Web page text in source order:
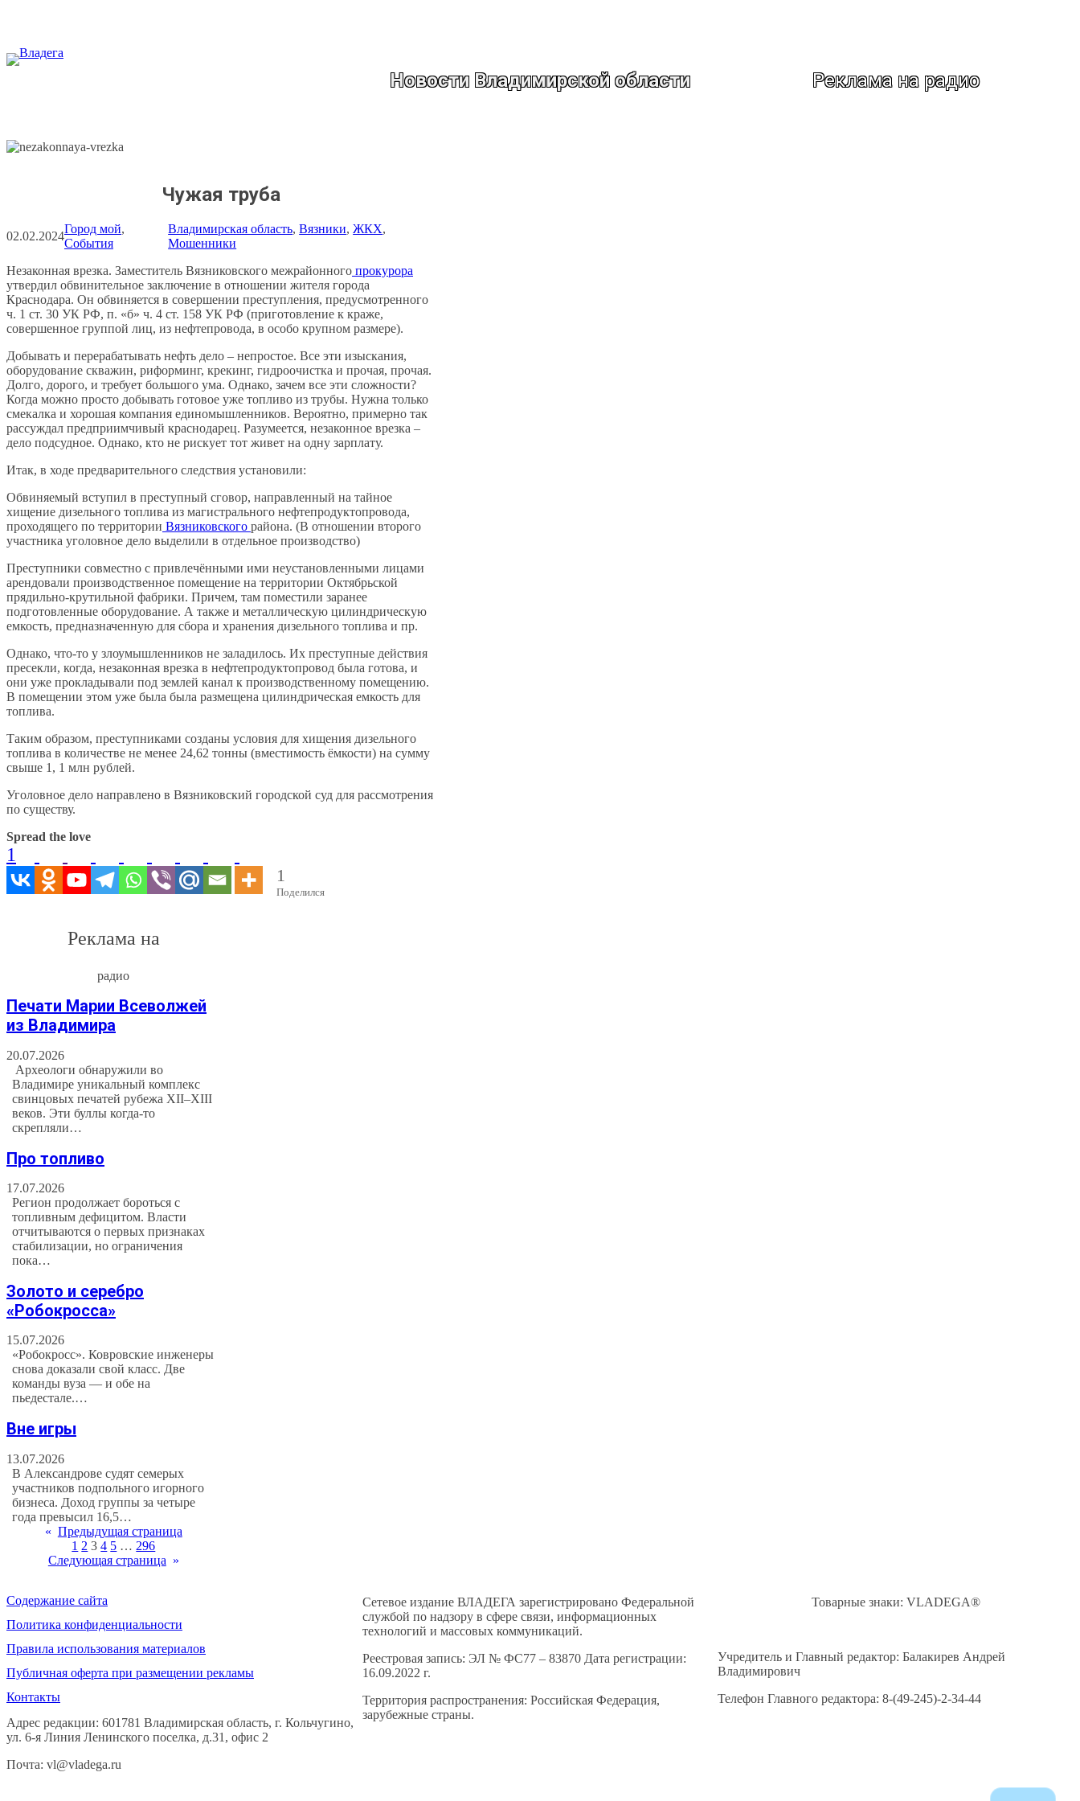
Новости Владимирской области Реклама на радио
Чужая труба
02.02.2024
Город мой
События
Владимирская область, Вязники, ЖКХ
Мошенники
Незаконная врезка. Заместитель Вязниковского межрайонного прокурора
утвердил обвинительное заключение в отношении жителя города
Краснодара. Он обвиняется в совершении преступления, предусмотренного
ч. 1 ст. 30 УК РФ, п. «б» ч. 4 ст. 158 УК РФ (приготовление к краже,
совершенное группой лиц, из нефтепровода, в особо крупном размере).
Добывать и перерабатывать нефть дело – непростое. Все эти изыскания,
оборудование скважин, риформинг, крекинг, гидроочистка и прочая, прочая.
Долго, дорого, и требует большого ума. Однако, зачем все эти сложности?
Когда можно просто добывать готовое уже топливо из трубы. Нужна только
смекалка и хорошая компания единомышленников. Вероятно, примерно так
рассуждал предприимчивый краснодарец. Разумеется, незаконное врезка –
дело подсудное. Однако, кто не рискует тот живет на одну зарплату.
Итак, в ходе предварительного следствия установили:
Обвиняемый вступил в преступный сговор, направленный на тайное
хищение дизельного топлива из магистрального нефтепродуктопровода,
проходящего по территории Вязниковского района. (В отношении второго
участника уголовное дело выделили в отдельное производство)
Преступники совместно с привлечёнными ими неустановленными лицами
арендовали производственное помещение на территории Октябрьской
прядильно-крутильной фабрики. Причем, там поместили заранее
подготовленные оборудование. А также и металлическую цилиндрическую
емкость, предназначенную для сбора и хранения дизельного топлива и пр.
Однако, что-то у злоумышленников не заладилось. Их преступные действия
пресекли, когда, незаконная врезка в нефтепродуктопровод была готова, и
они уже прокладывали под землей канал к производственному помещению.
В помещении этом уже была была размещена цилиндрическая емкость для
топлива.
Таким образом, преступниками созданы условия для хищения дизельного
топлива в количестве не менее 24,62 тонны (вместимость ёмкости) на сумму
свыше 1, 1 млн рублей.
Уголовное дело направлено в Вязниковский городской суд для рассмотрения
по существу.
Spread the love
1
1
Поделился
Реклама на
радио
Печати Марии Всеволжей
из Владимира
20.07.2026
Археологи обнаружили во
Владимире уникальный комплекс
свинцовых печатей рубежа XII–XIII
веков. Эти буллы когда-то
скрепляли…
Про топливо
17.07.2026
Регион продолжает бороться с
топливным дефицитом. Власти
отчитываются о первых признаках
стабилизации, но ограничения
пока…
Золото и серебро
«Робокросса»
15.07.2026
«Робокросс». Ковровские инженеры
снова доказали свой класс. Две
команды вуза — и обе на
пьедестале.…
Вне игры
13.07.2026
В Александрове судят семерых
участников подпольного игорного
бизнеса. Доход группы за четыре
года превысил 16,5…
« Предыдущая страница
1 2 3 4 5 … 296
Следующая страница »
Содержание сайта
Политика конфиденциальности
Правила использования материалов
Публичная оферта при размещении рекламы
Контакты
Адрес редакции: 601781 Владимирская область, г. Кольчугино,
ул. 6-я Линия Ленинского поселка, д.31, офис 2
Почта: vl@vladega.ru
Сетевое издание ВЛАДЕГА зарегистрировано Федеральной
службой по надзору в сфере связи, информационных
технологий и массовых коммуникаций.
Реестровая запись: ЭЛ № ФС77 – 83870 Дата регистрации:
16.09.2022 г.
Территория распространения: Российская Федерация,
зарубежные страны.
Товарные знаки: VLADEGA®
Учредитель и Главный редактор: Балакирев Андрей
Владимирович
Телефон Главного редактора: 8-(49-245)-2-34-44